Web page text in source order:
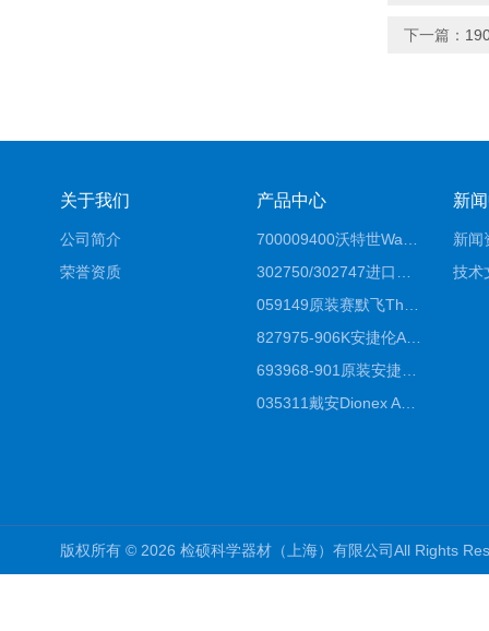
下一篇：
关于我们
公司简介
荣誉资质
产品中心
827975-906K安捷伦Agilent原装ZORBAX液相色谱柱*
035311戴安Dionex AS4分析柱阴离子交换色谱柱厂家
新
新闻
技术
版权所有 © 2026 检硕科学器材（上海）有限公司All Rights